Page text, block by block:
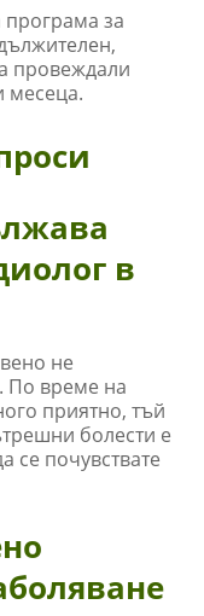
програма за
провеждали
месеца.
в
не
По време на
приятно, тъй
болести е
се почувствате